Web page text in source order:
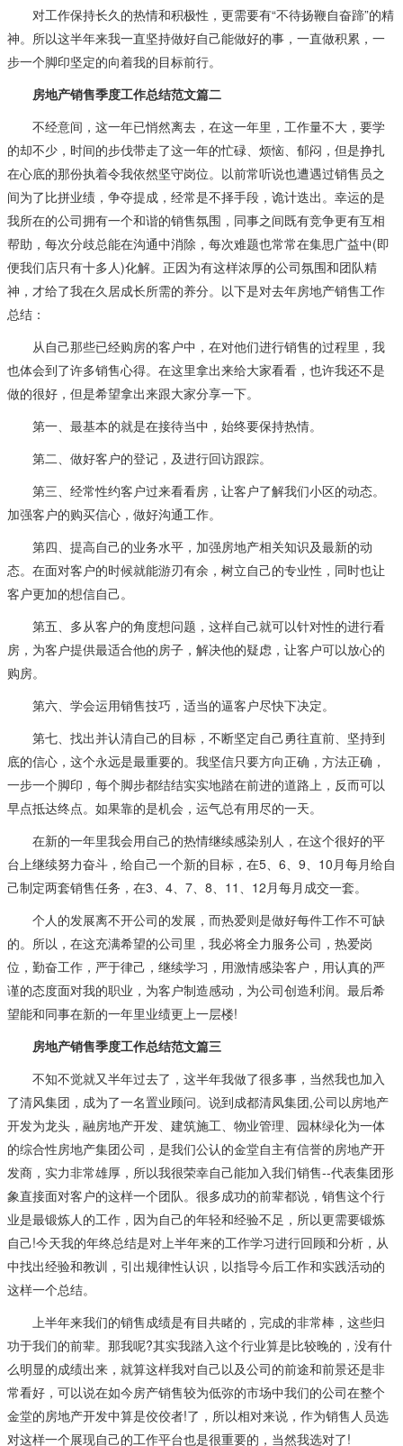
对工作保持长久的热情和积极性，更需要有“不待扬鞭自奋蹄”的精
神。所以这半年来我一直坚持做好自己能做好的事，一直做积累，一
步一个脚印坚定的向着我的目标前行。
房地产销售季度工作总结范文篇二
不经意间，这一年已悄然离去，在这一年里，工作量不大，要学
的却不少，时间的步伐带走了这一年的忙碌、烦恼、郁闷，但是挣扎
在心底的那份执着令我依然坚守岗位。以前常听说也遭遇过销售员之
间为了比拼业绩，争夺提成，经常是不择手段，诡计迭出。幸运的是
我所在的公司拥有一个和谐的销售氛围，同事之间既有竞争更有互相
帮助，每次分歧总能在沟通中消除，每次难题也常常在集思广益中(即
便我们店只有十多人)化解。正因为有这样浓厚的公司氛围和团队精
神，才给了我在久居成长所需的养分。以下是对去年房地产销售工作
总结：
从自己那些已经购房的客户中，在对他们进行销售的过程里，我
也体会到了许多销售心得。在这里拿出来给大家看看，也许我还不是
做的很好，但是希望拿出来跟大家分享一下。
第一、最基本的就是在接待当中，始终要保持热情。
第二、做好客户的登记，及进行回访跟踪。
第三、经常性约客户过来看看房，让客户了解我们小区的动态。
加强客户的购买信心，做好沟通工作。
第四、提高自己的业务水平，加强房地产相关知识及最新的动
态。在面对客户的时候就能游刃有余，树立自己的专业性，同时也让
客户更加的想信自己。
第五、多从客户的角度想问题，这样自己就可以针对性的进行看
房，为客户提供最适合他的房子，解决他的疑虑，让客户可以放心的
购房。
第六、学会运用销售技巧，适当的逼客户尽快下决定。
第七、找出并认清自己的目标，不断坚定自己勇往直前、坚持到
底的信心，这个永远是最重要的。我坚信只要方向正确，方法正确，
一步一个脚印，每个脚步都结结实实地踏在前进的道路上，反而可以
早点抵达终点。如果靠的是机会，运气总有用尽的一天。
在新的一年里我会用自己的热情继续感染别人，在这个很好的平
台上继续努力奋斗，给自己一个新的目标，在5、6、9、10月每月给自
己制定两套销售任务，在3、4、7、8、11、12月每月成交一套。
个人的发展离不开公司的发展，而热爱则是做好每件工作不可缺
的。所以，在这充满希望的公司里，我必将全力服务公司，热爱岗
位，勤奋工作，严于律己，继续学习，用激情感染客户，用认真的严
谨的态度面对我的职业，为客户制造感动，为公司创造利润。最后希
望能和同事在新的一年里业绩更上一层楼!
房地产销售季度工作总结范文篇三
不知不觉就又半年过去了，这半年我做了很多事，当然我也加入
了清风集团，成为了一名置业顾问。说到成都清凤集团,公司以房地产
开发为龙头，融房地产开发、建筑施工、物业管理、园林绿化为一体
的综合性房地产集团公司，是我们公认的金堂自主有信誉的房地产开
发商，实力非常雄厚，所以我很荣幸自己能加入我们销售--代表集团形
象直接面对客户的这样一个团队。很多成功的前辈都说，销售这个行
业是最锻炼人的工作，因为自己的年轻和经验不足，所以更需要锻炼
自己!今天我的年终总结是对上半年来的工作学习进行回顾和分析，从
中找出经验和教训，引出规律性认识，以指导今后工作和实践活动的
这样一个总结。
上半年来我们的销售成绩是有目共睹的，完成的非常棒，这些归
功于我们的前辈。那我呢?其实我踏入这个行业算是比较晚的，没有什
么明显的成绩出来，就算这样我对自己以及公司的前途和前景还是非
常看好，可以说在如今房产销售较为低弥的市场中我们的公司在整个
金堂的房地产开发中算是佼佼者!了，所以相对来说，作为销售人员选
对这样一个展现自己的工作平台也是很重要的，当然我选对了!